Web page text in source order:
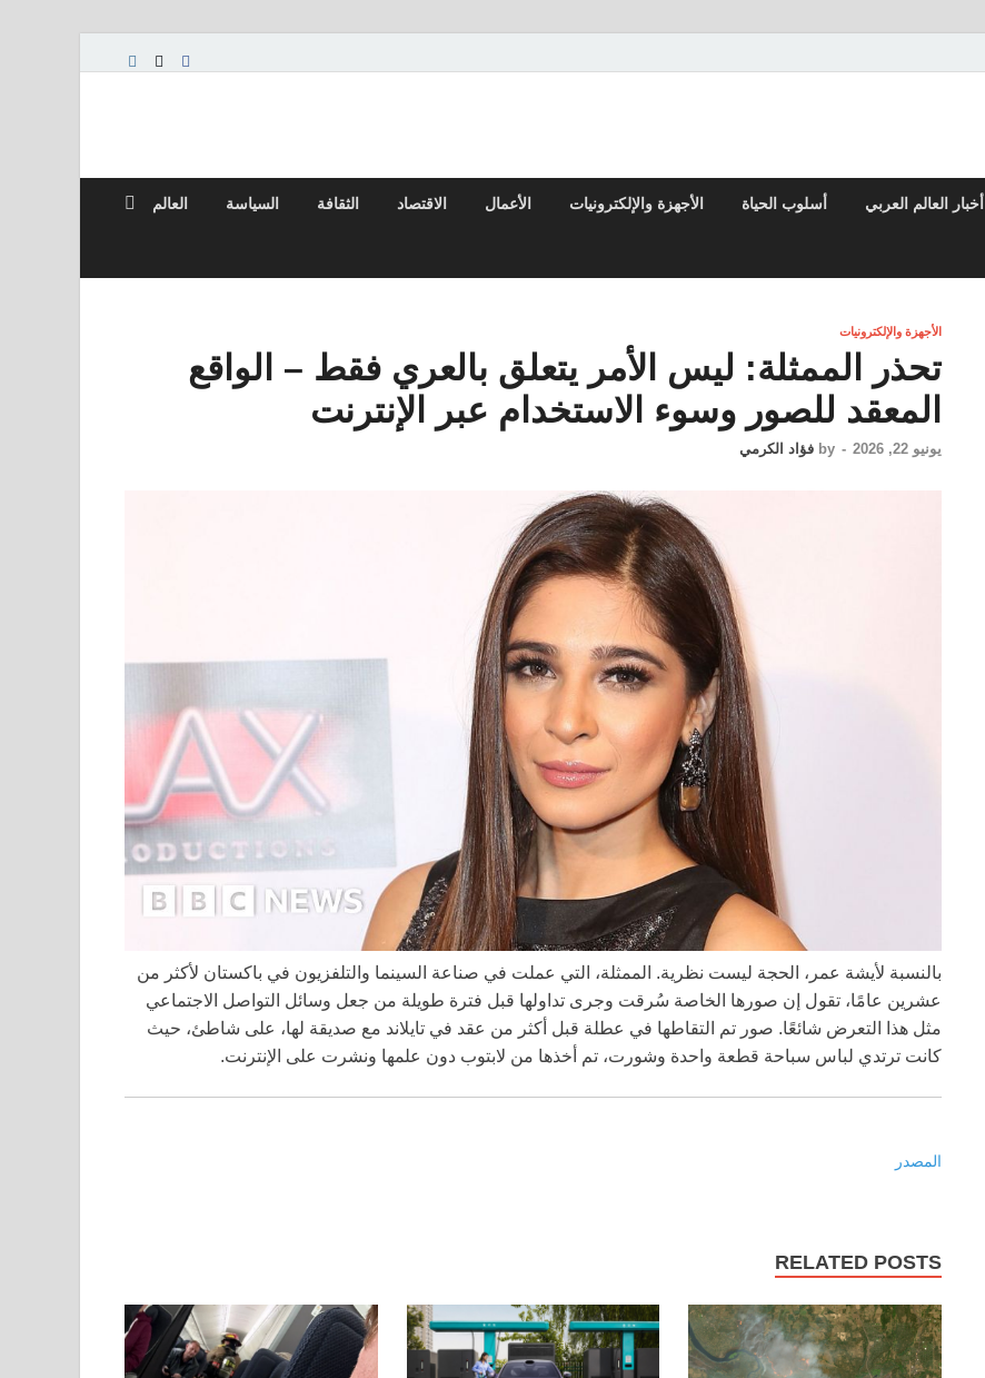
أخبار العالم العربي أسلوب الحياة الأجهزة والإلكترونيات الأعمال الاقتصاد الثقافة السياسة العالم
الأجهزة والإلكترونيات
تحذر الممثلة: ليس الأمر يتعلق بالعري فقط – الواقع
المعقد للصور وسوء الاستخدام عبر الإنترنت
يونيو 22, 2026 -
by فؤاد الكرمي
بالنسبة لأيشة عمر، الحجة ليست نظرية. الممثلة، التي عملت في صناعة السينما والتلفزيون في باكستان لأكثر من
عشرين عامًا، تقول إن صورها الخاصة سُرقت وجرى تداولها قبل فترة طويلة من جعل وسائل التواصل الاجتماعي
مثل هذا التعرض شائعًا. صور تم التقاطها في عطلة قبل أكثر من عقد في تايلاند مع صديقة لها، على شاطئ، حيث
كانت ترتدي لباس سباحة قطعة واحدة وشورت، تم أخذها من لابتوب دون علمها ونشرت على الإنترنت.
المصدر
RELATED POSTS